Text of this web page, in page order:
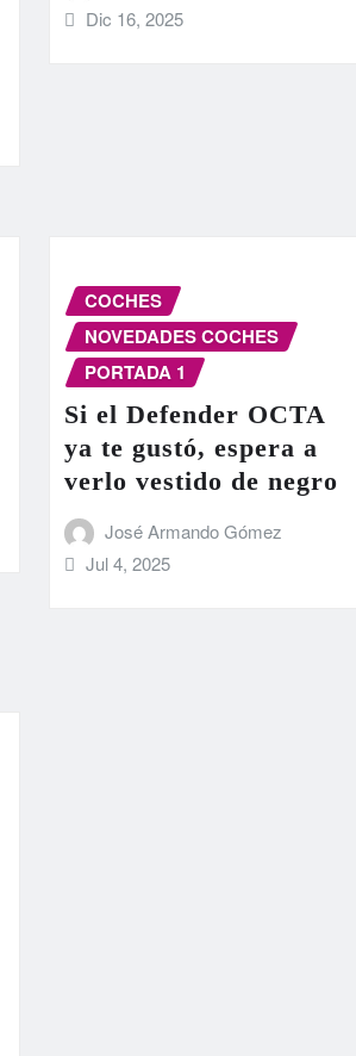
Dic 16, 2025
COCHES
NOVEDADES COCHES
PORTADA 1
Si el Defender OCTA
ya te gustó, espera a
verlo vestido de negro
José Armando Gómez
Jul 4, 2025